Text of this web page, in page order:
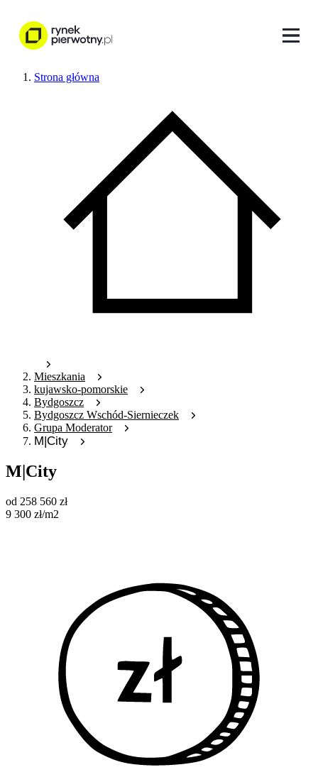
Strona główna
Mieszkania
kujawsko-pomorskie
Bydgoszcz
Bydgoszcz Wschód-Siernieczek
Grupa Moderator
M|City
M|City
od 258 560 zł
9 300 zł/m2